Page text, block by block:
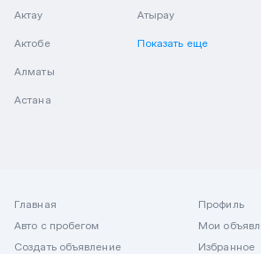
Актау
Актобе
Алматы
Астана
Атырау
Показать еще
Главная
Авто с пробегом
Создать объявление
Профиль
Мои
Избранное